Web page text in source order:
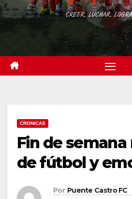
CRONICAS
Fin de
de fútbol y
Por Puente Castro FC